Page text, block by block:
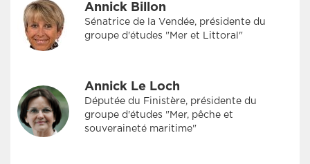
Annick Billon
Sénatrice de la Vendée, présidente du
groupe d'études "Mer et Littoral"
Annick Le Loch
Députée du Finistère, présidente du
groupe d'études "Mer, pêche et
souveraineté maritime"